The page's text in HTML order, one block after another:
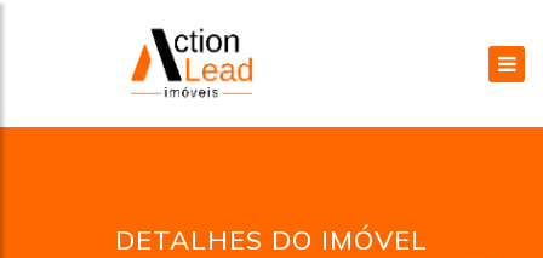
DETALHES DO IMÓVEL